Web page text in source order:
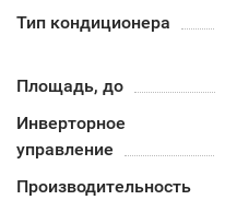
Тип кондиционера
Площадь, до
Инверторное
управление
Производительность